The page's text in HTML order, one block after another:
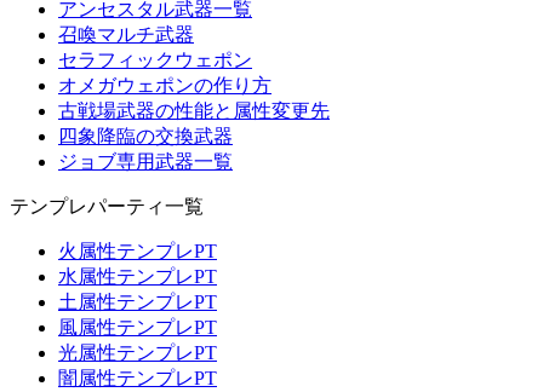
アンセスタル武器一覧
召喚マルチ武器
セラフィックウェポン
オメガウェポンの作り方
古戦場武器の性能と属性変更先
四象降臨の交換武器
ジョブ専用武器一覧
テンプレパーティ一覧
火属性テンプレPT
水属性テンプレPT
土属性テンプレPT
風属性テンプレPT
光属性テンプレPT
闇属性テンプレPT